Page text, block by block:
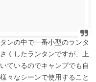
ンの中で一番小型のランタ
くしたランタンですが、上
ているのでキャンプでも自
々なシーンで使用すること